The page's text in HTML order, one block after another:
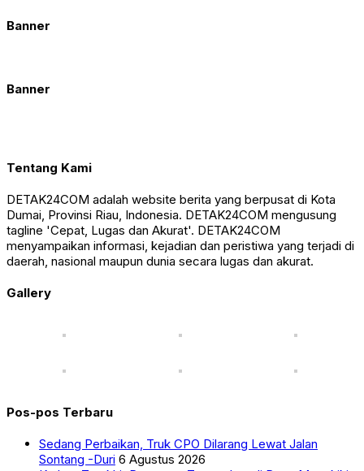
Banner
Banner
Tentang Kami
DETAK24COM adalah website berita yang berpusat di Kota
Dumai, Provinsi Riau, Indonesia. DETAK24COM mengusung
tagline 'Cepat, Lugas dan Akurat'. DETAK24COM
menyampaikan informasi, kejadian dan peristiwa yang terjadi di
daerah, nasional maupun dunia secara lugas dan akurat.
Gallery
Pos-pos Terbaru
Sedang Perbaikan, Truk CPO Dilarang Lewat Jalan
Sontang -Duri 6 Agustus 2026